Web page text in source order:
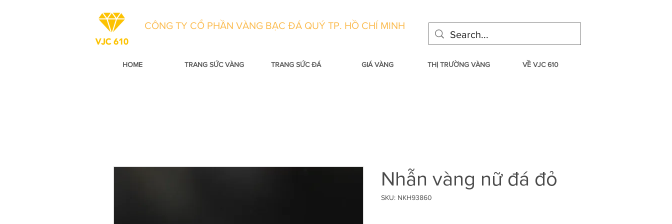
CÔNG TY CỔ PHẦN VÀNG BẠC ĐÁ QUÝ TP. HỒ CHÍ MINH
HOME TRANG SỨC VÀNG TRANG SỨC ĐÁ GIÁ VÀNG THỊ TRƯỜNG VÀNG VỀ VJC 610
Nhẫn vàng nữ đá đỏ
SKU: NKH93860